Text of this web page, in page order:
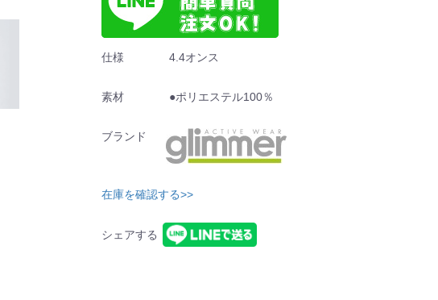
仕様 4.4オンス
素材 ●ポリエステル100％
ブランド
在庫を確認する>>
シェアする